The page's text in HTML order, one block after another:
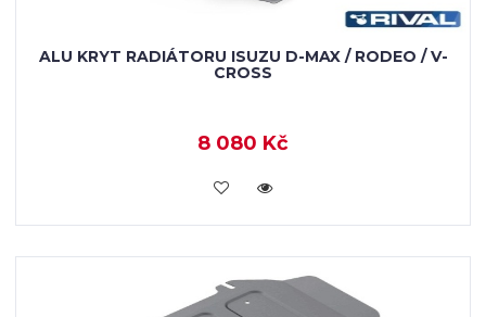
ALU KRYT RADIÁTORU ISUZU D-MAX / RODEO / V-
CROSS
8 080 Kč
KOUPIT